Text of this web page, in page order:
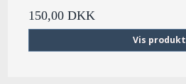
150,00 DKK
Vis produkt